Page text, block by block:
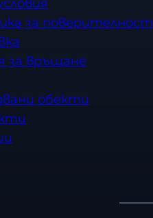
за поверителност
за връщане
обекти